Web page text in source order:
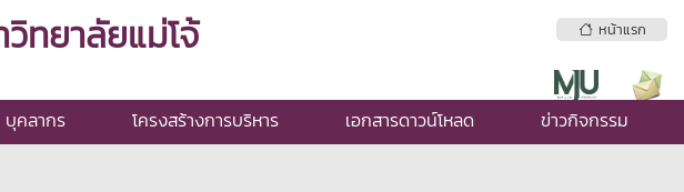
หน้าแรก
ทยาลัยแม่โจ้
บุคลากร โครงสร้างการบริหาร เอกสารดาวน์โหลด ข่าวกิจกรรม